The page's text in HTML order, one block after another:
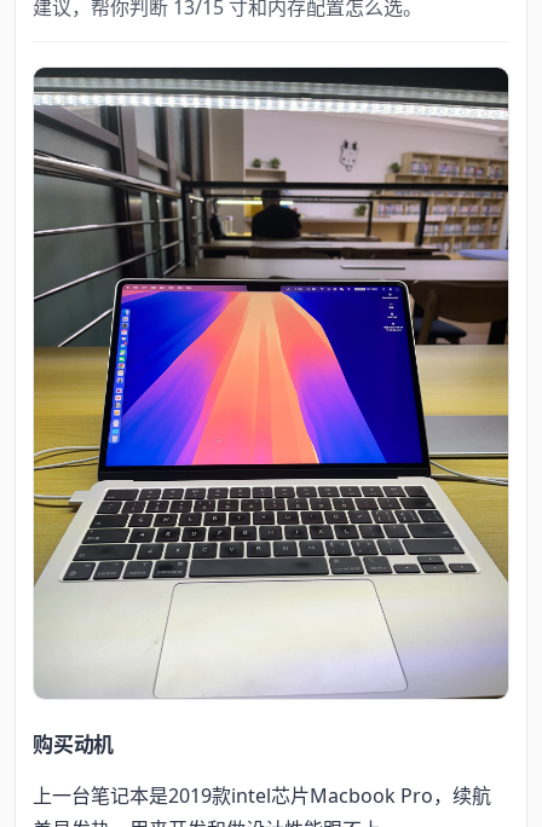
建议，帮你判断 13/15 寸和内存配置怎么选。
购买动机
上一台笔记本是2019款intel芯片Macbook Pro，续航